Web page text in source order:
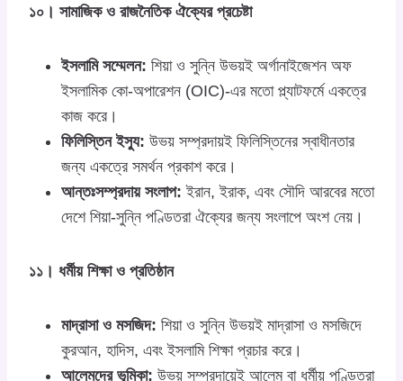
১০। সামাজিক ও রাজনৈতিক ঐক্যের প্রচেষ্টা
ইসলামি সম্মেলন: শিয়া ও সুন্নি উভয়ই অর্গানাইজেশন অফ
ইসলামিক কো-অপারেশন (OIC)-এর মতো প্ল্যাটফর্মে একত্রে
কাজ করে।
ফিলিস্তিন ইস্যু: উভয় সম্প্রদায়ই ফিলিস্তিনের স্বাধীনতার
জন্য একত্রে সমর্থন প্রকাশ করে।
আন্তঃসম্প্রদায় সংলাপ: ইরান, ইরাক, এবং সৌদি আরবের মতো
দেশে শিয়া-সুন্নি পণ্ডিতরা ঐক্যের জন্য সংলাপে অংশ নেয়।
১১। ধর্মীয় শিক্ষা ও প্রতিষ্ঠান
মাদ্রাসা ও মসজিদ: শিয়া ও সুন্নি উভয়ই মাদ্রাসা ও মসজিদে
কুরআন, হাদিস, এবং ইসলামি শিক্ষা প্রচার করে।
আলেমদের ভূমিকা: উভয় সম্প্রদায়েই আলেম বা ধর্মীয় পণ্ডিতরা